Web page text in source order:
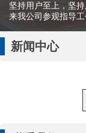
坚持用户至上，坚
来我公司参观指导工
新闻中心